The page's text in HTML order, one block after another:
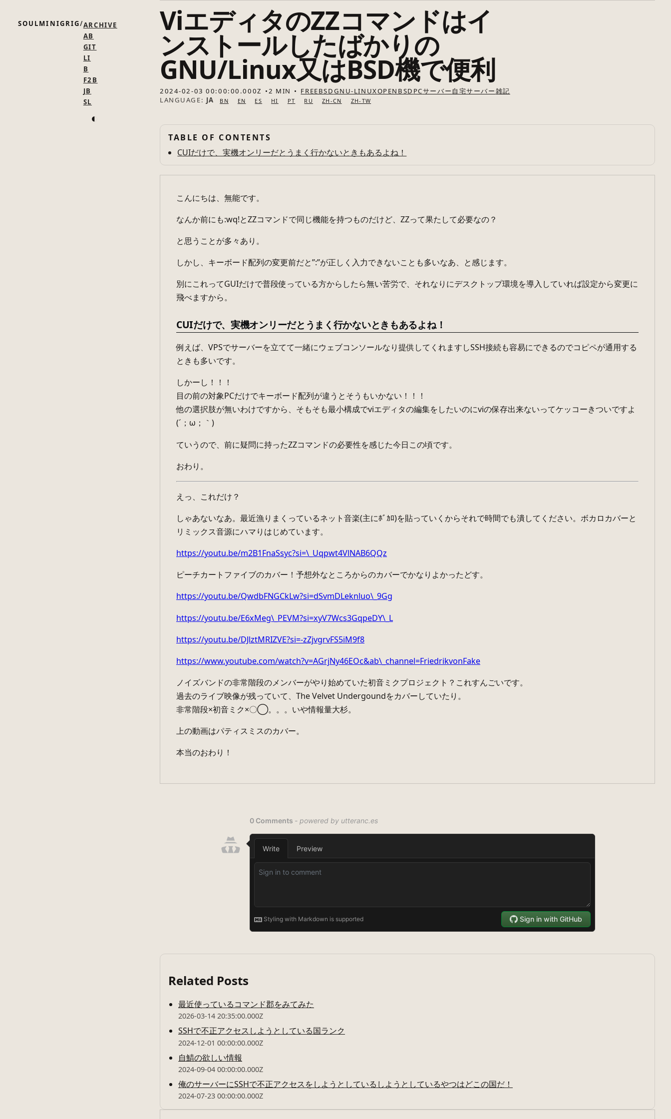
SOULMINIGRIG ARCHIVE
AB
GIT
LI
B
F2B
JB
SL
◐
ViエディタのZZコマンドはイ
ンストールしたばかりの
GNU/Linux又はBSD機で便利
2024-02-03 00:00:00.000Z 2 MIN FREEBSDGNU-LINUXOPENBSD PCサーバー自宅サーバー雑記
LANGUAGE: JA BN EN ES HI PT RU ZH-CN ZH-TW
TABLE OF CONTENTS
CUIだけで、実機オンリーだとうまく行かないときもあるよね！
こんにちは、無能です。
なんか前にも:wq!とZZコマンドで同じ機能を持つものだけど、ZZって果たして必要なの？
と思うことが多々あり。
しかし、キーボード配列の変更前だと”:”が正しく入力できないことも多いなあ、と感じます。
別にこれってGUIだけで普段使っている方からしたら無い苦労で、それなりにデスクトップ環境を導入していれば設定から変更に
飛べますから。
CUIだけで、実機オンリーだとうまく行かないときもあるよね！
例えば、VPSでサーバーを立てて一緒にウェブコンソールなり提供してくれますしSSH接続も容易にできるのでコピペが通用する
ときも多いです。
しかーし！！！
目の前の対象PCだけでキーボード配列が違うとそうもいかない！！！
他の選択肢が無いわけですから、そもそも最小構成でviエディタの編集をしたいのにviの保存出来ないってケッコーきついですよ
(´；ω；｀)
ていうので、前に疑問に持ったZZコマンドの必要性を感じた今日この頃です。
おわり。
えっ、これだけ？
しゃあないなあ。最近漁りまくっているネット音楽(主にﾎﾞｶﾛ)を貼っていくからそれで時間でも潰してください。ボカロカバーと
リミックス音源にハマりはじめています。
https://youtu.be/m2B1FnaSsyc?si=\_Uqpwt4VlNAB6QQz
ピーチカートファイブのカバー！予想外なところからのカバーでかなりよかったどす。
https://youtu.be/QwdbFNGCkLw?si=dSvmDLeknluo\_9Gg
https://youtu.be/E6xMeg\_PEVM?si=xyV7Wcs3GqpeDY\_L
https://youtu.be/DJlztMRIZVE?si=-zZjvgrvFS5iM9f8
https://www.youtube.com/watch?v=AGrjNy46EOc&ab\_channel=FriedrikvonFake
ノイズバンドの非常階段のメンバーがやり始めていた初音ミクプロジェクト？これすんごいです。
過去のライブ映像が残っていて、The Velvet Undergoundをカバーしていたり。
非常階段×初音ミク×〇◯。。。いや情報量大杉。
上の動画はパティスミスのカバー。
本当のおわり！
Related Posts
最近使っているコマンド郡をみてみた
2026-03-14 20:35:00.000Z
SSHで不正アクセスしようとしている国ランク
2024-12-01 00:00:00.000Z
自鯖の欲しい情報
2024-09-04 00:00:00.000Z
俺のサーバーにSSHで不正アクセスをしようとしているしようとしているやつはどこの国だ！
2024-07-23 00:00:00.000Z